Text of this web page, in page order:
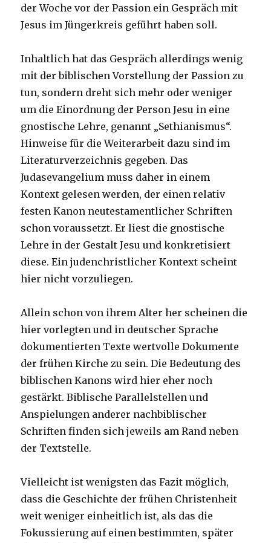
der Woche vor der Passion ein Gespräch mit
Jesus im Jüngerkreis geführt haben soll.
Inhaltlich hat das Gespräch allerdings wenig
mit der biblischen Vorstellung der Passion zu
tun, sondern dreht sich mehr oder weniger
um die Einordnung der Person Jesu in eine
gnostische Lehre, genannt „Sethianismus“.
Hinweise für die Weiterarbeit dazu sind im
Literaturverzeichnis gegeben. Das
Judasevangelium muss daher in einem
Kontext gelesen werden, der einen relativ
festen Kanon neutestamentlicher Schriften
schon voraussetzt. Er liest die gnostische
Lehre in der Gestalt Jesu und konkretisiert
diese. Ein judenchristlicher Kontext scheint
hier nicht vorzuliegen.
Allein schon von ihrem Alter her scheinen die
hier vorlegten und in deutscher Sprache
dokumentierten Texte wertvolle Dokumente
der frühen Kirche zu sein. Die Bedeutung des
biblischen Kanons wird hier eher noch
gestärkt. Biblische Parallelstellen und
Anspielungen anderer nachbiblischer
Schriften finden sich jeweils am Rand neben
der Textstelle.
Vielleicht ist wenigsten das Fazit möglich,
dass die Geschichte der frühen Christenheit
weit weniger einheitlich ist, als das die
Fokussierung auf einen bestimmten, später